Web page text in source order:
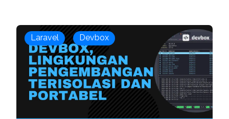
Laravel Devbox